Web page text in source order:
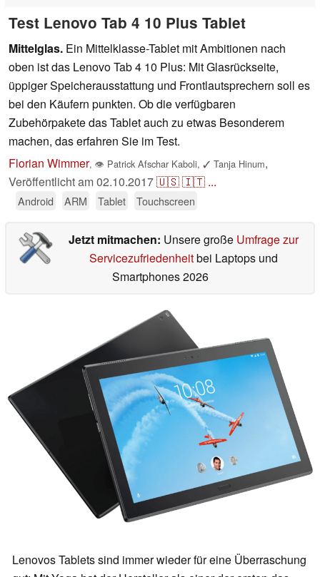
Test Lenovo Tab 4 10 Plus Tablet
Mittelglas. Ein Mittelklasse-Tablet mit Ambitionen nach
oben ist das Lenovo Tab 4 10 Plus: Mit Glasrückseite,
üppiger Speicherausstattung und Frontlautsprechern soll es
bei den Käufern punkten. Ob die verfügbaren
Zubehörpakete das Tablet auch zu etwas Besonderem
machen, das erfahren Sie im Test.
Florian Wimmer, 👁 Patrick Afschar Kaboli, ✓ Tanja Hinum,
Veröffentlicht am02.10.2017🇺🇸🇮🇹 ...
Android ARM Tablet Touchscreen
Jetzt mitmachen: Unsere große Umfrage zur
Servicezufriedenheitbei Laptops und
Smartphones 2026
Lenovos Tablets sind immer wieder für eine Überraschung